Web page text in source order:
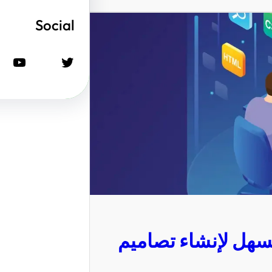
لإنشاء تصاميم
Social
تويتر يوتيوب